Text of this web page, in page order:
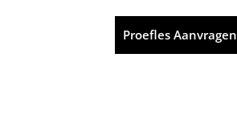
Proefles Aanvragen